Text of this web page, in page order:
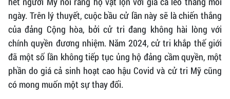
ngày. Trên lý thuyết, cuộc bầu cử lần này sẽ là chiến thắng
của đảng Cộng hòa, bởi cử tri đang không hài lòng với
chính quyền đương nhiệm. Năm 2024, cử tri khắp thế giới
đã một số lần không tiếp tục ủng hộ đảng cầm quyền, một
phần do giá cả sinh hoạt cao hậu Covid và cử tri Mỹ cũng
có mong muốn một sự thay đổi.